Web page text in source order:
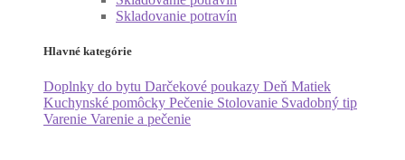
Skladovanie potravín
Hlavné kategórie
Doplnky do bytu Darčekové poukazy Deň Matiek
Kuchynské pomôcky Pečenie Stolovanie Svadobný tip
Varenie Varenie a pečenie